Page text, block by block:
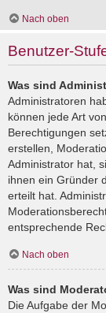
Nach oben
Benutzer-
Was sind
Administratoren
können jede Art
Berechtigungen
erstellen,
Administrator hat,
ihnen ein Gründer
erteilt hat.
entsprechende
Nach oben
Was sind
Die Aufgabe der